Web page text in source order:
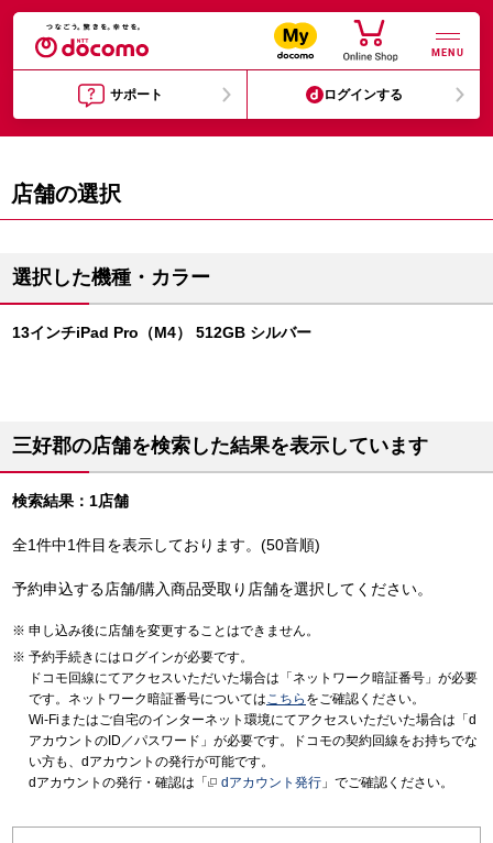
MENU
サポート ログインする
店舗の選択
選択した機種・カラー
13インチiPad Pro（M4） 512GB シルバー
三好郡の店舗を検索した結果を表示しています
検索結果：1店舗
全1件中1件目を表示しております。(50音順)
予約申込する店舗/購入商品受取り店舗を選択してください。
申し込み後に店舗を変更することはできません。
予約手続きにはログインが必要です。
ドコモ回線にてアクセスいただいた場合は「ネットワーク暗証番号」が必要
です。ネットワーク暗証番号についてはこちら をご確認ください。
Wi-Fiまたはご自宅のインターネット環境にてアクセスいただいた場合は「d
アカウントのID／パスワード」が必要です。ドコモの契約回線をお持ちでな
い方も、dアカウントの発行が可能です。
dアカウントの発行・確認は「
dアカウント発行 」でご確認ください。